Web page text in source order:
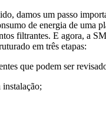
damos um passo
de energia de
filtrantes. E agora, a
em três etapas:
que podem ser
instalação;